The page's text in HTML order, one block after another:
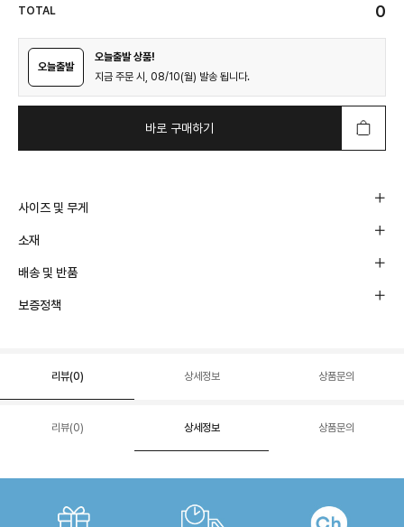
TOTAL 0
오늘출발
오늘출발 상품!
지금 주문 시, 08/10(월) 발송 됩니다.
바로 구매하기
사이즈 및 무게
소재
배송 및 반품
보증정책
리뷰(0) 상세정보 상품문의
리뷰(0) 상세정보 상품문의